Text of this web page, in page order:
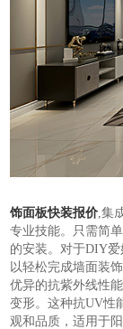
饰面板快装报价 ,集
专业技能。只需简
的安装。对于DIY
以轻松完成墙面装
优异的抗紫外线性
变形。这种抗UV性
观和品质，适用于